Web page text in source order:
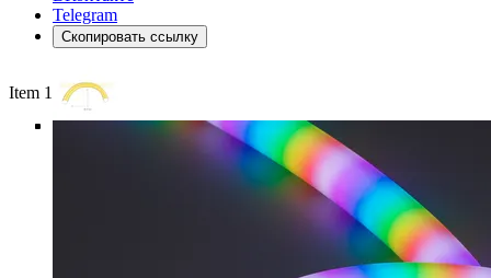
Telegram
Скопировать ссылку
Item 1 of 6